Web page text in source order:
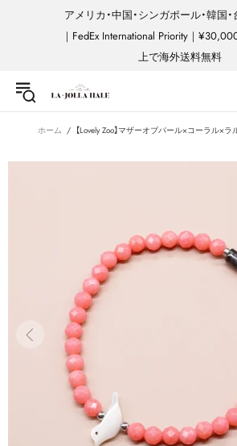
アメリカ・中国・シンガポール・韓国
｜FedEx International Priority｜¥30,000
上で海外送料無料
ホーム 【Lovely Zoo】マザーオブパール×コーラル×